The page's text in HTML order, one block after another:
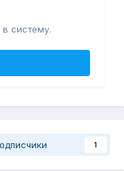
в систему.
1